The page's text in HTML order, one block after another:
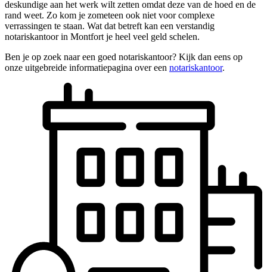
deskundige aan het werk wilt zetten omdat deze van de hoed en de
rand weet. Zo kom je zometeen ook niet voor complexe
verrassingen te staan. Wat dat betreft kan een verstandig
notariskantoor in Montfort je heel veel geld schelen.
Ben je op zoek naar een goed notariskantoor? Kijk dan eens op
onze uitgebreide informatiepagina over een notariskantoor.